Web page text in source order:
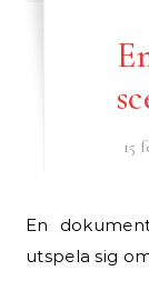
15
En dokumentär film om vad som skulle kunna
utspela sig